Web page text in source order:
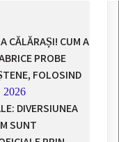
CĂLĂRAȘI! CUM A
PROBE
FOLOSIND
2026
DIVERSIUNEA
SUNT